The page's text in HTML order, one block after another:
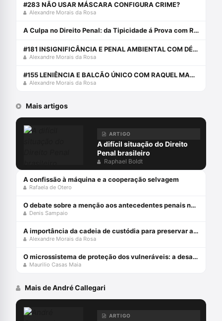
#283 NÃO USAR MÁSCARA CONFIGURA CRIME?
Alexandre Morais da Rosa
A Culpa no Direito Penal: da Tipicidade á Prova com Roger de Castro
#181 INSIGNIFICÂNCIA E PENAL AMBIENTAL COM DÉCIO FRANCO DAVID
Alexandre Morais da Rosa
#155 LENIÊNCIA E BALCÃO ÚNICO COM RAQUEL MAZZUCO SANTANA
Alexandre Morais da Rosa
Mais artigos
ARTIGO
A difícil situação do Direito
Penal brasileiro
Raphael Boldt
A confissão à máquina e a cooperação selvagem
Rafaela de Otero
O debate sobre a menção aos antecedentes penais no júri
Denis Sampaio
A importância da cadeia de custódia para preservar a prova penal
Alexandre Morais da Rosa
O microssistema de proteção dos vulneráveis: a desafiante missão do STJ
Maurilio Casas Maia
Mais de André Callegari
ARTIGO